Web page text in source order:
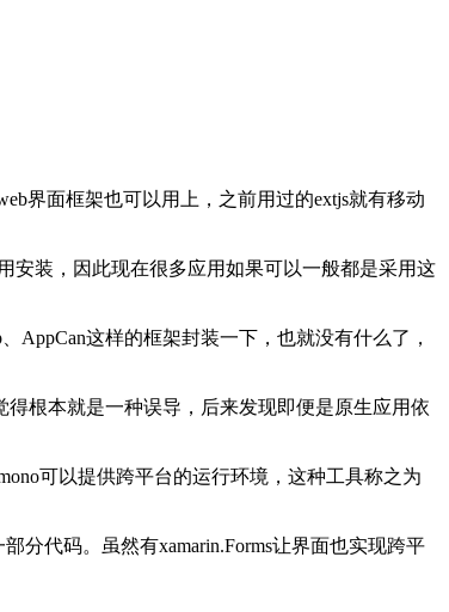
界面框架也可以用上，之前用过的extjs就有移动
安装，因此现在很多应用如果可以一般都是采用这
AppCan这样的框架封装一下，也就没有什么了，
得根本就是一种误导，后来发现即便是原生应用依
可以提供跨平台的运行环境，这种工具称之为
分代码。虽然有xamarin.Forms让界面也实现跨平